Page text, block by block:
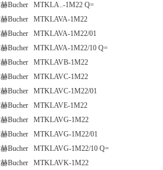
Bucher MTKLA..-1M22 Q=
Bucher MTKLAVA-1M22
Bucher MTKLAVA-1M22/01
Bucher MTKLAVA-1M22/10 Q=
Bucher MTKLAVB-1M22
Bucher MTKLAVC-1M22
Bucher MTKLAVC-1M22/01
Bucher MTKLAVE-1M22
Bucher MTKLAVG-1M22
Bucher MTKLAVG-1M22/01
Bucher MTKLAVG-1M22/10 Q=
Bucher MTKLAVK-1M22